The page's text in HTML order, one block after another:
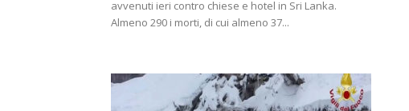
avvenuti ieri contro chiese e hotel in Sri Lanka.
Almeno 290 i morti, di cui almeno 37...